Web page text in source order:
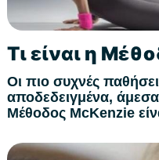
Τι είναι η
Οι πιο συχνές
αποδεδειγμένα,
Μέθοδος McKenzie